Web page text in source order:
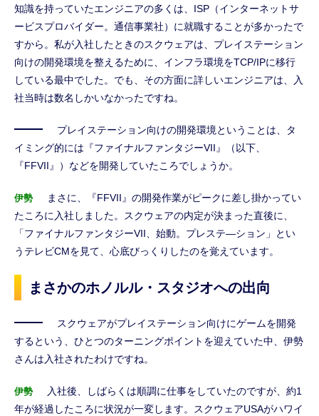
知識を持っていたエンジニアの多くは、ISP（インターネットサ
ービスプロバイダー。通信事業社）に就職することが多かったで
すから。私が入社したときのスクウェアは、プレイステーション
向けの開発環境を整えるために、インフラ環境をTCP/IPに移行
している最中でした。でも、その方面に詳しいエンジニアは、入
社当時は数名しかいなかったですね。
プレイステーション向けの開発環境ということは、タ
イミング的には『ファイナルファンタジーVII』（以下、
『FFVII』）などを開発していたころでしょうか。
伊勢
まさに、『FFVII』の開発作業がピークに差し掛かってい
たころに入社しました。スクウェアの内定が決まった直後に、
「ファイナルファンタジーVII、始動。プレステ―ション」とい
うテレビCMを見て、心底びっくりしたのを覚えています。
まさかのホノルル・スタジオへの出向
スクウェアがプレイステーション向けにゲームを開発
するという、ひとつのターニングポイントを迎えていた中、伊勢
さんは入社されたわけですね。
伊勢
入社後、しばらくは順調に仕事をしていたのですが、約1
年が経過したころに状況が一変します。スクウェアUSAがハワイ